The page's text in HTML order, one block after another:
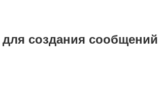
создания